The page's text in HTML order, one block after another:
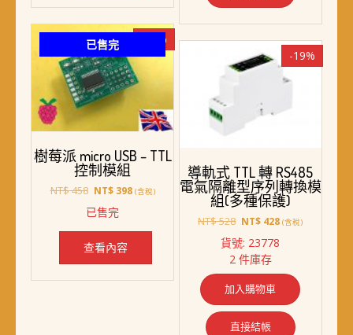
已售完 -13%
樹莓派 micro USB – TTL
控制模組
NT$458 原
價
格：
NT$ 458。
NT$398目
格：
(含稅)
已售完
查看內容
-19%
導軌式 TTL 轉 RS485
電氣隔離型序列轉換模
組(多種保護)
NT$528 原
價
格：
NT$ 528。
NT$ 428目
NT$ 428。
(含稅)
貨號: 23778
2 件庫存
加入購物車
直接結帳